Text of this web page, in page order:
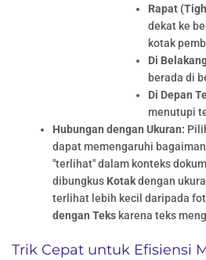
Rapat
dekat ke
kotak
Di
berada di
Di Depan
menutupi
Hubungan dengan Ukuran:
dapat memengaruhi
"terlihat" dalam konteks
dibungkus Kotakdengan
terlihat lebih kecil daripada
dengan Teks karena teks
Trik Cepat untuk Efisiensi